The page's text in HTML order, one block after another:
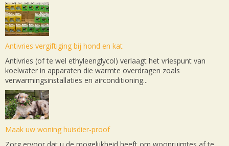
Antivries vergiftiging bij hond en kat
Antivries (of te wel ethyleenglycol) verlaagt het vriespunt van
koelwater in apparaten die warmte overdragen zoals
verwarmingsinstallaties en airconditioning...
Maak uw woning huisdier-proof
Zorg ervoor dat u de mogelijkheid heeft om woonruimtes af te